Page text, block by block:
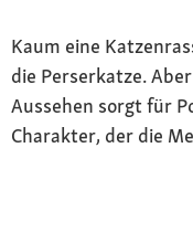
Kaum eine
die Perserkatze.
Aussehen sorgt für
Charakter, der die